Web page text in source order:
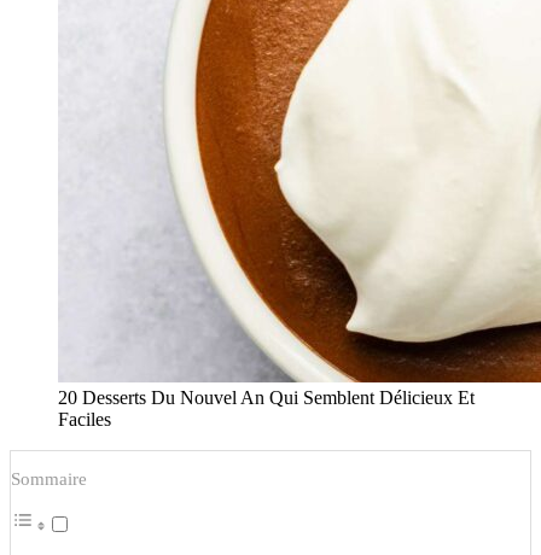
20 Desserts Du Nouvel An Qui Semblent Délicieux Et
Faciles
Sommaire